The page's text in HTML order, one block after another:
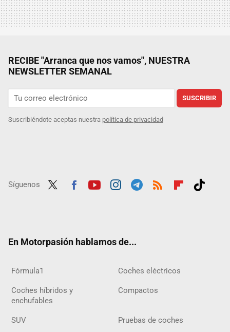
RECIBE "Arranca que nos vamos", NUESTRA
NEWSLETTER SEMANAL
SUSCRIBIR
Suscribiéndote aceptas nuestra política de privacidad
Síguenos
En Motorpasión hablamos de...
Fórmula1 Coches eléctricos
Coches híbridos y
enchufables
Compactos
SUV Pruebas de coches